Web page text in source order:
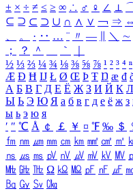
± × ÷ ≠ ≤ ≥ ∞ ∴ ♂ ♀ ∠ ⊥
⊆ ⊇ ⊂ ⊃ ∪ ∩ ∧ ∨ ￢ ⇒ ⇔
、
。 · ‥ … ¨ 〃 ― ＼ ∼
；
？ ＾ ｀
½ ⅓ ⅔ ¼ ¾ ⅛ ⅜ ⅝ ⅞ ¹ ² ³ ⁴ ⁿ
Æ Ð Ħ Ĳ Ł Ø Œ Þ Ŧ Ŋ æ đ
А Б В Г Д Е Ё Ж З И Й К Л
Ы Ь Э Ю Я а б в г д е ё ж з
ы ь э ю я
′ ″ ℃ Å ￠ ￡ ￥ ¤ ℉ ‰ ＄
㎙ ㎚ ㎛ ㎜ ㎝ ㎞ ㎟ ㎠ ㎡
㎱ ㎲ ㎳ ㎴ ㎵ ㎶ ㎷ ㎸ ㎹
㎒ ㎓ ㎔ Ω ㏀ ㏁ ㎊ ㎋ ㎌
㏃ ㏉ ㏜ ㏆